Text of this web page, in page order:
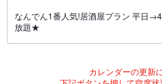
なんでん1番人気!居酒屋プラン 平日
放題★
カレンダーの更新